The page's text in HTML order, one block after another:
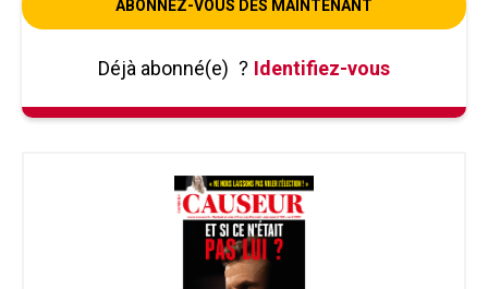
ABONNEZ-VOUS DÈS MAINTENANT
Déjà abonné(e) ? Identifiez-vous